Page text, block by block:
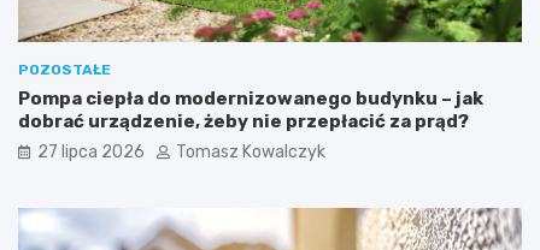
POZOSTAŁE
Pompa ciepła do modernizowanego budynku – jak
dobrać urządzenie, żeby nie przepłacić za prąd?
27 lipca 2026 Tomasz Kowalczyk